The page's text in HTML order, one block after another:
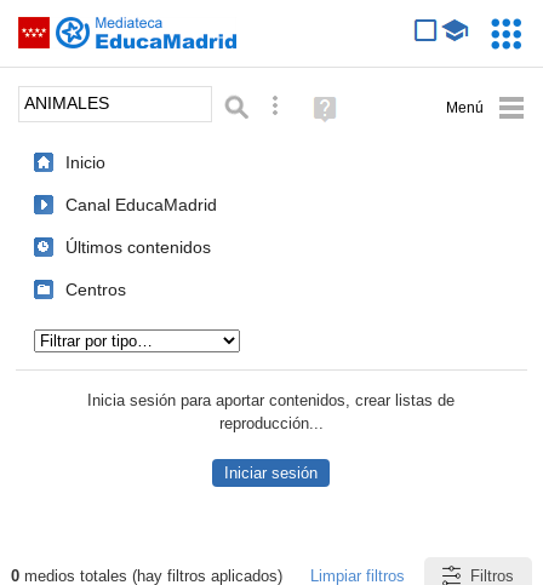
Saltar navegación
Palabra o frase: Búsqueda avanzada
Ayuda
(en
Inicio
Canal EducaMadrid
Últimos contenidos
Centros
Inicia sesión para aportar contenidos, crear listas de
reproducción...
Iniciar sesión
0medios totales (hay filtros aplicados) Limpiar filtros Filtros